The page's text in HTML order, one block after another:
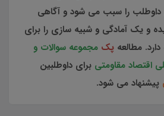
داوطلب را سبب می شود و آگاهی
و یک آمادگی و شبیه سازی را برای
مطالعه پک مجموعه سوالات و
مقاومتی برای داوطلبین
پیشنهاد می شود.